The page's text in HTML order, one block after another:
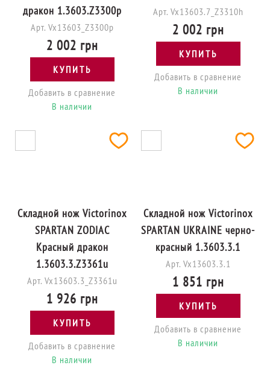
дракон 1.3603.Z3300p
Арт. Vx13603_Z3300p
2 002 грн
КУПИТЬ
Добавить в сравнение
В наличии
Арт. Vx13603.7_Z3310h
2 002 грн
КУПИТЬ
Добавить в сравнение
В наличии
Складной нож Victorinox
SPARTAN ZODIAC
Красный дракон
1.3603.3.Z3361u
Арт. Vx13603.3_Z3361u
1 926 грн
КУПИТЬ
Добавить в сравнение
В наличии
Складной нож Victorinox
SPARTAN UKRAINE черно-
красный 1.3603.3.1
Арт. Vx13603.3.1
1 851 грн
КУПИТЬ
Добавить в сравнение
В наличии